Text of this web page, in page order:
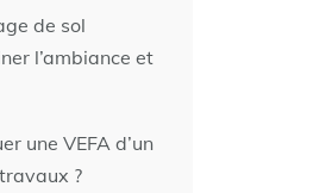
de sol
l’ambiance et
une VEFA d’un
?